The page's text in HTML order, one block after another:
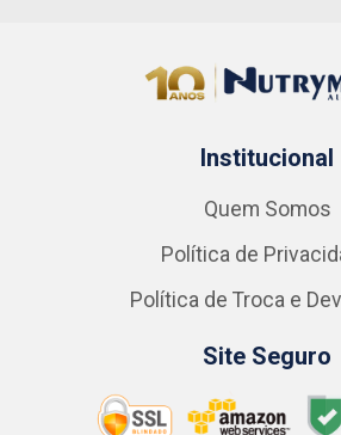
Institucional
Quem Somos
Política de
Política de Troca e
Site Seguro